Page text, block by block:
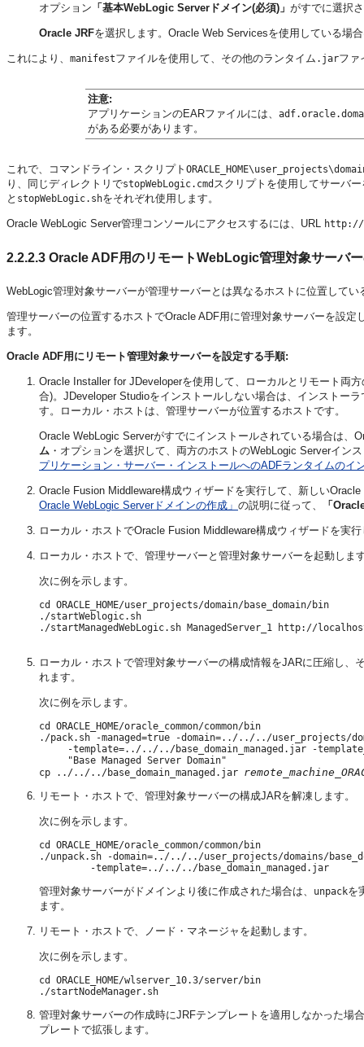
オプション 「基本WebLogic Serverドメイン(必須)」 がすでに選択
Oracle JRFを選択します。Oracle Web Servicesを使用している場
これにより、 manifestファイルを使用して、その他のランタイム .jarファ
注意:
アプリケーションのEARファイルには、
がある必要があります。
これで、コマンドライン・スクリプト
り、同じディレクトリでstopWebLogic.cmd スクリプトを使用してサーバ
と stopWebLogic.shをそれぞれ使用します。
Oracle WebLogic Server管理コンソールにアクセスするには、URL http://
2.2.2.3 Oracle ADF用のリモートWebLogic管理対象サーバ
WebLogic管理対象サーバーが管理サーバーとは異なるホストに位置して
管理サーバーの位置するホストでOracle ADF用に管理対象サーバーを設
ます。
Oracle ADF用にリモート管理対象サーバーを設定する手順:
Oracle Installer for JDeveloperを使用して、ローカルとリモート両
合)。JDeveloper Studioをインストールしない場合は、インストーラ
す。ローカル・ホストは、管理サーバーが位置するホストです。
Oracle WebLogic Serverがすでにインストールされている場合は、
ム ・オプションを選択して、両方のホストのWebLogic Serverイン
プリケーション・サーバー・インストールへのADFランタイムのイ
Oracle Fusion Middleware構成ウィザードを実行して、新しい
Oracle WebLogic Serverドメインの作成」 の説明に従って、 「
ローカル・ホストでOracle Fusion Middleware構成ウィザードを実
ローカル・ホストで、管理サーバーと管理対象サーバーを起動しま
次に例を示します。
cd ORACLE_HOME/user_projects/domain/base_domain/bin
./startWeblogic.sh
./startManagedWebLogic.sh ManagedServer_1 http://
ローカル・ホストで管理対象サーバーの構成情報をJARに圧縮し
れます。
次に例を示します。
cd ORACLE_HOME/oracle_common/common/bin
./pack.sh -managed=true -domain=../../../user_projects/
-template=../../../base_domain_managed.jar -
     "Base Managed Server Domain"
cp ../../../base_domain_managed.jar
リモート・ホストで、管理対象サーバーの構成JARを解凍します。
次に例を示します。
cd ORACLE_HOME/oracle_common/common/bin
./unpack.sh -domain=../../../user_projects/domains/
管理対象サーバーがドメインより後に作成された場合は、 unpackを
ます。
リモート・ホストで、ノード・マネージャを起動します。
次に例を示します。
cd ORACLE_HOME/wlserver_10.3/server/bin
管理対象サーバーの作成時にJRFテンプレートを適用しなかった場
プレートで拡張します。